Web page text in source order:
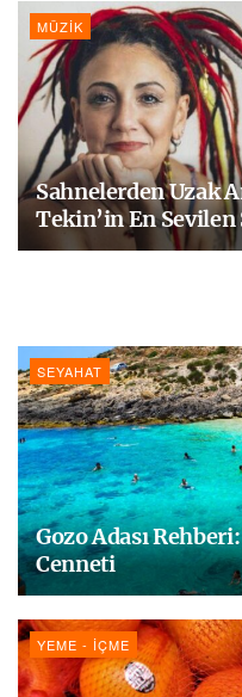
MÜZIK
Sahnelerden Uzak
Tekin’in En Sevilen
SEYAHAT
Gozo Adası
Cenneti
YEME - İÇME